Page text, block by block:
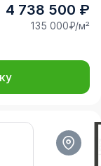
4 738 500 ₽
135 000₽/м²